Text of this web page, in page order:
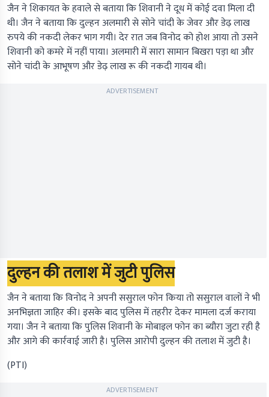
जैन ने शिकायत के हवाले से बताया कि शिवानी ने दूध में कोई दवा मिला दी
थी। जैन ने बताया कि दुल्‍हन अलमारी से सोने चांदी के जेवर और डेढ़ लाख
रुपये की नकदी लेकर भाग गयी। देर रात जब विनोद को होश आया तो उसने
शिवानी को कमरे में नहीं पाया। अलमारी में सारा सामान बिखरा पड़ा था और
सोने चांदी के आभूषण और डेढ़ लाख रू की नकदी गायब थी।
ADVERTISEMENT
दुल्हन की तलाश में जुटी पुलिस
जैन ने बताया कि विनोद ने अपनी ससुराल फोन किया तो ससुराल वालों ने भी
अनभिज्ञता जाहिर की। इसके बाद पुलिस में तहरीर देकर मामला दर्ज कराया
गया। जैन ने बताया कि पुलिस शिवानी के मोबाइल फोन का ब्यौरा जुटा रही है
और आगे की कार्रवाई जारी है। पुलिस आरोपी दुल्हन की तलाश में जुटी है।
(PTI)
ADVERTISEMENT